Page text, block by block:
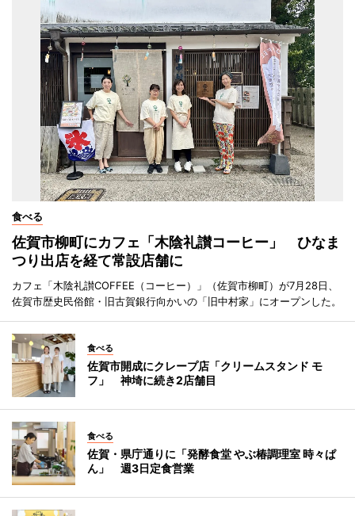
食べる
佐賀市柳町にカフェ「木陰礼讃コーヒー」 ひなま
つり出店を経て常設店舗に
カフェ「木陰礼讃COFFEE（コーヒー）」（佐賀市柳町）が7月28日、
佐賀市歴史民俗館・旧古賀銀行向かいの「旧中村家」にオープンした。
食べる
佐賀市開成にクレープ店「クリームスタンド モ
フ」 神埼に続き2店舗目
食べる
佐賀・県庁通りに「発酵食堂 やぶ椿調理室 時々ぱ
ん」 週3日定食営業